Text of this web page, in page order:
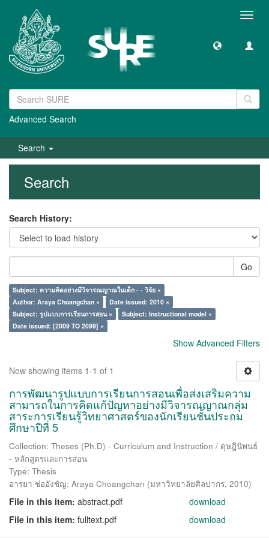
Advanced Search
Search
Search
Search History:
Go
Subject: ความคิดอย่างมีวิจารณญาณในเด็ก - - วิจัย ×
Author: Araya Choangchan ×
Date issued: 2010 ×
Subject: รูปแบบการเรียนการสอน ×
Subject: Instructional model ×
Date issued: [2009 TO 2099] ×
Show Advanced Filters
Now showing items 1-1 of 1
การพัฒนารูปแบบการเรียนการสอนเพื่อส่งเสริมความ
สามารถในการคิดแก้ปัญหาอย่างมีวิจารณญาณกลุ่ม
สาระการเรียนรู้วิทยาศาสตร์ของนักเรียนชั้นประถม
ศึกษาปีที่ 5
Collection: Theses (Ph.D) - Curriculum and Instruction / ดุษฎีนิพนธ์
- หลักสูตรและการสอน
Type: Thesis
อารยา ช่ออังชัญ; Araya Choangchan (มหาวิทยาลัยศิลปากร, 2010)
File in this item: abstract.pdf
download
File in this item: fulltext.pdf download